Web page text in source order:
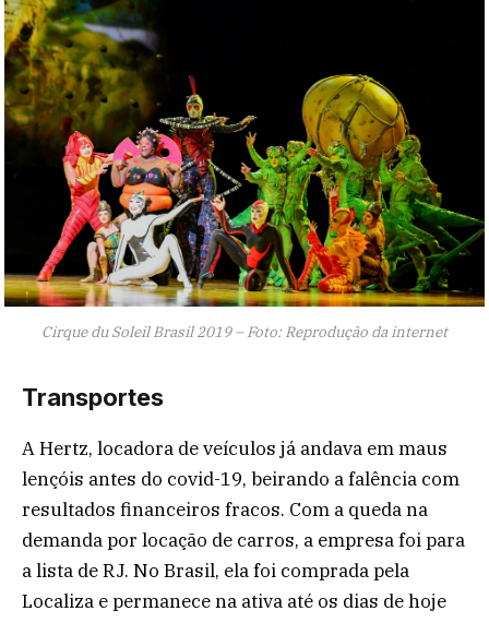
Cirque du Soleil Brasil 2019 – Foto: Reprodução da internet
Transportes
A Hertz, locadora de veículos já andava em maus
lençóis antes do covid-19, beirando a falência com
resultados financeiros fracos. Com a queda na
demanda por locação de carros, a empresa foi para
a lista de RJ. No Brasil, ela foi comprada pela
Localiza e permanece na ativa até os dias de hoje